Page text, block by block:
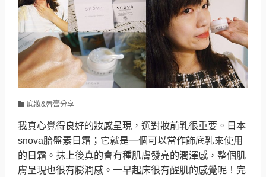
底妝&唇膏分享
我真心覺得良好的妝感呈現，選對妝前乳很重要。日本
snova胎盤素日霜；它就是一個可以當作飾底乳來使用
的日霜。抹上後真的會有種肌膚發亮的潤澤感，整個肌
膚呈現也很有膨潤感。一早起床很有醒肌的感覺呢！完